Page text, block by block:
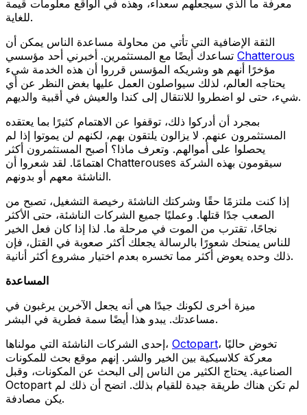
معرفة ما الذي سيجعلهم سعداء، وهذه في الواقع معلومات قيمة
للغاية.
الثقة الإضافية التي تأتي من محاولة مساعدة الناس يمكن أن
Chatterous
مؤخرًا أنهم هو وشريكه المؤسس قرروا أن هذه الخدمة شيء
يحتاجه العالم، لذلك سيواصلون العمل عليها بغض النظر عن أي
شيء، حتى لو اضطروا للانتقال إلى كندا والعيش في أقبية والديهم.
بمجرد أن أدركوا ذلك، توقفوا عن الاهتمام كثيرًا بما يعتقده
المستثمرون عنهم. لا يزالون يلتقون بهم، لكنهم لن يموتوا إذا لم
يحصلوا على أموالهم. وتعرف ماذا؟ أصبح المستثمرون أكثر
اهتمامًا. لقد شعروا أن Chatterouses سيقومون بهذه الشركة
الناشئة معهم أو بدونهم.
إذا كنت ملتزمًا حقًا وشركتك الناشئة رخيصة التشغيل، تصبح من
الصعب جدًا قتلها. وعمليًا جميع الشركات الناشئة، حتى الأكثر
نجاحًا، تقترب من الموت في مرحلة ما. لذا إذا كان فعل الخير
للناس يمنحك شعورًا بالرسالة يجعلك أكثر صعوبة في القتل، فإن
ذلك وحده يعوض أكثر مما تخسره بعدم اختيار مشروع أكثر أنانية.
المساعدة
ميزة أخرى لكونك جيدًا هي أنه يجعل الآخرين يرغبون في
مساعدتك. يبدو هذا أيضًا سمة فطرية في البشر.
إحدى الشركات الناشئة التي مولناها، Octopart، تخوض حاليًا
معركة كلاسيكية بين الخير والشر. إنهم موقع بحث للمكونات
الصناعية. يحتاج الكثير من الناس إلى البحث عن المكونات، وقبل
Octopart لم تكن هناك طريقة جيدة للقيام بذلك. اتضح أن ذلك لم
يكن مصادفة.